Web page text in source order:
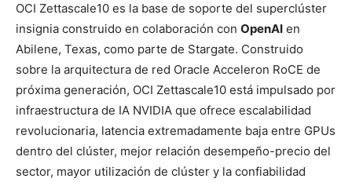
OCI Zettascale10 es la base de soporte del superclúster
insignia construido en colaboración con OpenAI en
Abilene, Texas, como parte de Stargate. Construido
sobre la arquitectura de red Oracle Acceleron RoCE de
próxima generación, OCI Zettascale10 está impulsado por
infraestructura de IA NVIDIA que ofrece escalabilidad
revolucionaria, latencia extremadamente baja entre GPUs
dentro del clúster, mejor relación desempeño-precio del
sector, mayor utilización de clúster y la confiabilidad